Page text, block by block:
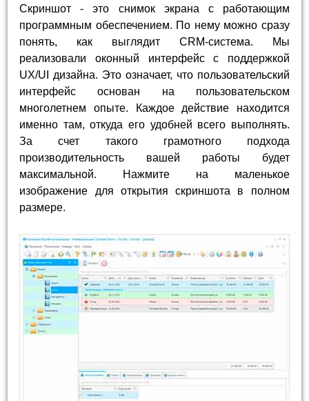
Скриншот - это снимок экрана с работающим
программным обеспечением. По нему можно сразу
понять, как выглядит CRM-система. Мы
реализовали оконный интерфейс с поддержкой
UX/UI дизайна. Это означает, что пользовательский
интерфейс основан на пользовательском
многолетнем опыте. Каждое действие находится
именно там, откуда его удобней всего выполнять.
За счет такого грамотного подхода
производительность вашей работы будет
максимальной. Нажмите на маленькое
изображение для открытия скриншота в полном
размере.